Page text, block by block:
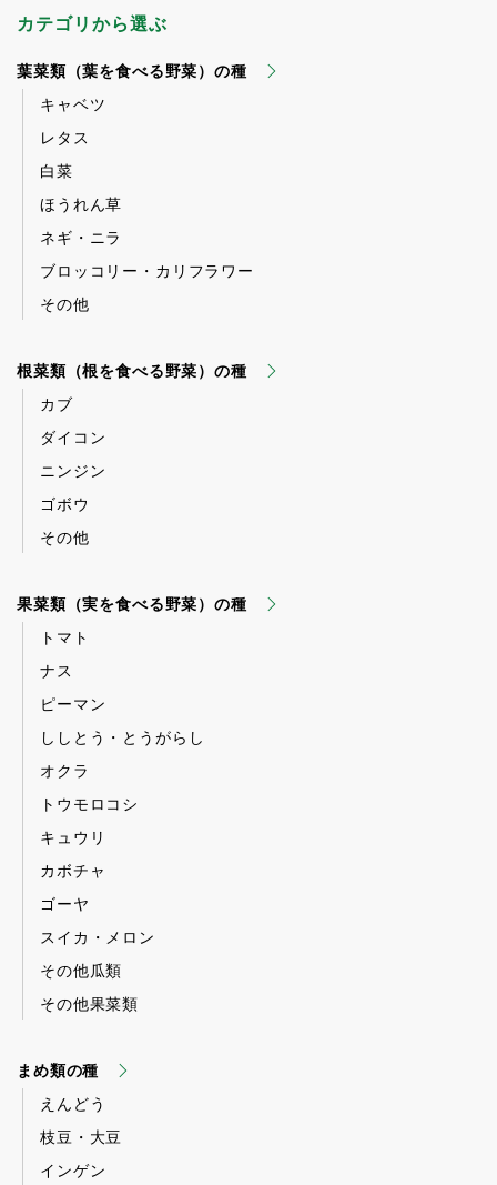
カテゴリから選ぶ
葉菜類（葉を食べる野菜）の種
キャベツ
レタス
白菜
ほうれん草
ネギ・ニラ
ブロッコリー・カリフラワー
その他
根菜類（根を食べる野菜）の種
カブ
ダイコン
ニンジン
ゴボウ
その他
果菜類（実を食べる野菜）の種
トマト
ナス
ピーマン
ししとう・とうがらし
オクラ
トウモロコシ
キュウリ
カボチャ
ゴーヤ
スイカ・メロン
その他瓜類
その他果菜類
まめ類の種
えんどう
枝豆・大豆
インゲン